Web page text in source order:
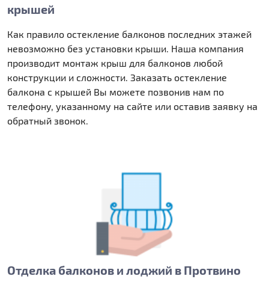
крышей
Как правило остекление балконов последних этажей
невозможно без установки крыши. Наша компания
производит монтаж крыш для балконов любой
конструкции и сложности. Заказать остекление
балкона с крышей Вы можете позвонив нам по
телефону, указанному на сайте или оставив заявку на
обратный звонок.
Отделка балконов и лоджий в Протвино